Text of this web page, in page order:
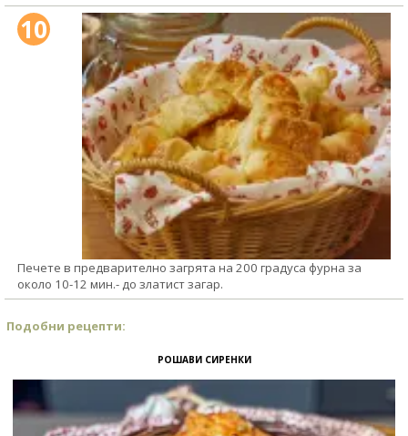
10
Печете в предварително загрята на 200 градуса фурна за
около 10-12 мин.- до златист загар.
Подобни рецепти:
РОШАВИ СИРЕНКИ